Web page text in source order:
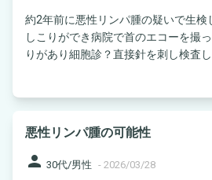
約2年前に悪性リンパ腫の疑いで生検
しこりができ病院で首のエコーを撮
りがあり細胞診？直接針を刺し検査し
悪性リンパ腫の可能性
person 30代/男性 - 2026/03/28